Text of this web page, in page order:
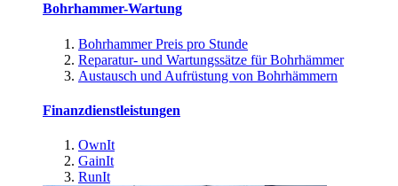
Bohrhammer-Wartung
Bohrhammer Preis pro Stunde
Reparatur- und Wartungssätze für Bohrhämmer
Austausch und Aufrüstung von Bohrhämmern
Finanzdienstleistungen
OwnIt
GainIt
RunIt